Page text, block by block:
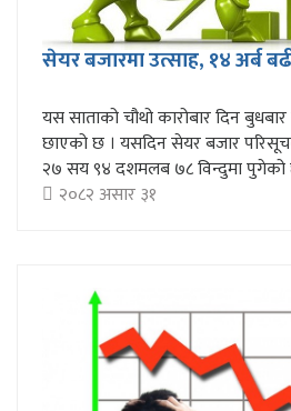
सेयर बजारमा उत्साह, १४ अर्ब
यस साताको चौथो कारोबार दिन
छाएको छ । यसदिन सेयर बजार
२७ सय ९४ दशमलब ७८ विन्दुमा पुगेको
२०८२ असार ३१